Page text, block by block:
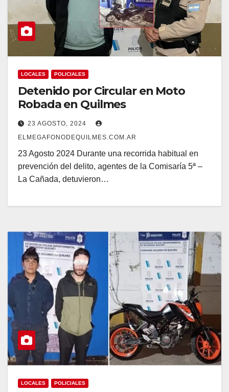
LOCALES POLICIALES
Detenido por Circular en Moto
Robada en Quilmes
23 AGOSTO, 2024
ELMEGAFONODEQUILMES.COM.AR
23 Agosto 2024 Durante una recorrida habitual en
prevención del delito, agentes de la Comisaría 5ª –
La Cañada, detuvieron…
LOCALES POLICIALES